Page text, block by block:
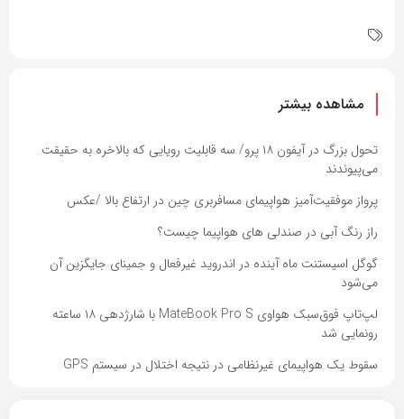
مشاهده بیشتر
تحول بزرگ در آیفون ۱۸ پرو/ سه قابلیت رویایی که بالاخره به حقیقت
می‌پیوندند
پرواز موفقیت‌آمیز هواپیمای مسافربری چین در ارتفاع بالا /عکس
راز رنگ آبی در صندلی های هواپیما چیست؟
گوگل اسیستنت ماه آینده در اندروید غیرفعال و جمینای جایگزین آن
می‌شود
لپ‌تاپ فوق‌سبک هواوی MateBook Pro S با شارژدهی ۱۸ ساعته
رونمایی شد
سقوط یک هواپیمای غیرنظامی در نتیجه اختلال در سیستم‌ GPS